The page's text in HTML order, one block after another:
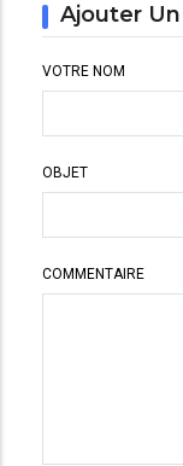
Ajouter
VOTRE NOM
OBJET
COMMENTAIRE